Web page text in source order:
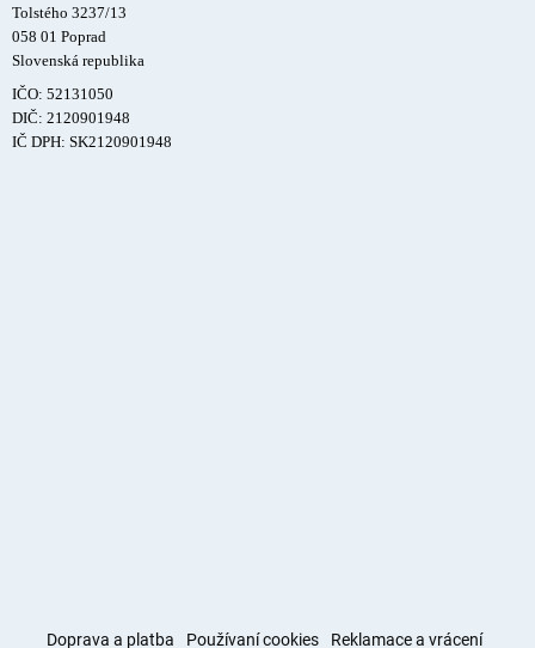
Tolstého 3237/13
058 01 Poprad
Slovenská republika
IČO: 52131050
DIČ: 2120901948
IČ DPH: SK2120901948
Doprava a platba Používaní cookies Reklamace a vrácení